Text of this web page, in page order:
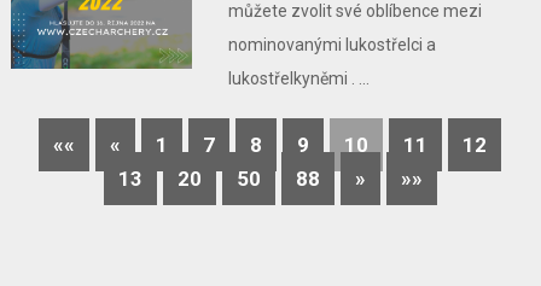
můžete zvolit své oblíbence mezi
nominovanými lukostřelci a
lukostřelkyněmi . ...
«« « 1 7 8 9 10 11
12
13
20 50 88 » »»